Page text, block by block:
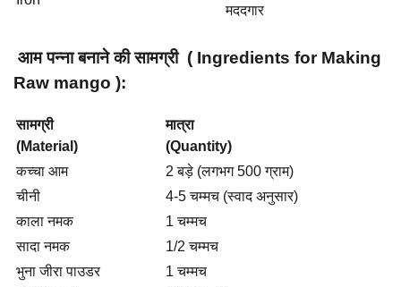
मददगार
आम पन्ना बनाने की सामग्री ( Ingredients for Making
Raw mango ):
सामग्री
(Material)
मात्रा
(Quantity)
कच्चा आम
2 बड़े (लगभग 500 ग्राम)
चीनी
4-5 चम्मच (स्वाद अनुसार)
काला नमक
1 चम्मच
सादा नमक
1/2 चम्मच
भुना जीरा पाउडर
1 चम्मच